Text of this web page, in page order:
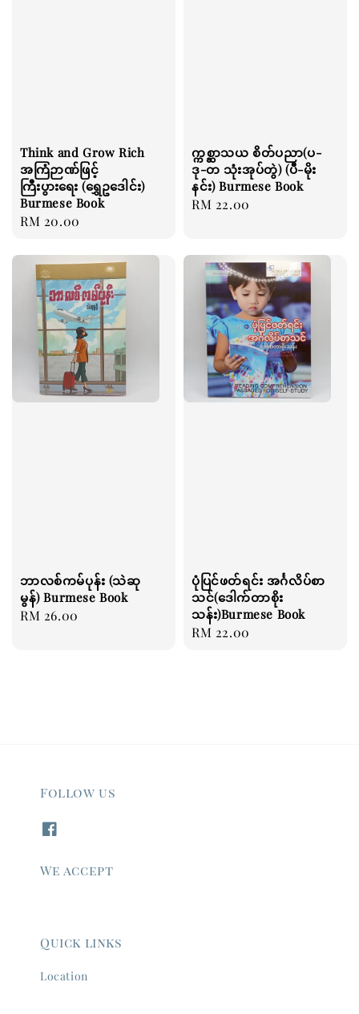
Think and Grow Rich
အကြံဉာဏ်ဖြင့်
ကြီးပွားရေး (ရွှေဥဒေါင်း)
Burmese Book
Regular
RM 20.00
က္ကစ္ဆာသယ စိတ်ပညာ(ပ-
ဒု-တ သုံးအုပ်တွဲ) (ပီ-မိုး
နင်း) Burmese Book
Regular
RM 22.00
ဘာလစ်ကမ်ပုန်း (သဲဆု
မွန်) Burmese Book
Regular
RM 26.00
ပုံပြင်ဖတ်ရင်း အင်္ဂလိပ်စာ
သင်(ဒေါက်တာစိုး
သန်း)Burmese Book
Regular
RM 22.00
Follow us
We accept
Quick links
Location